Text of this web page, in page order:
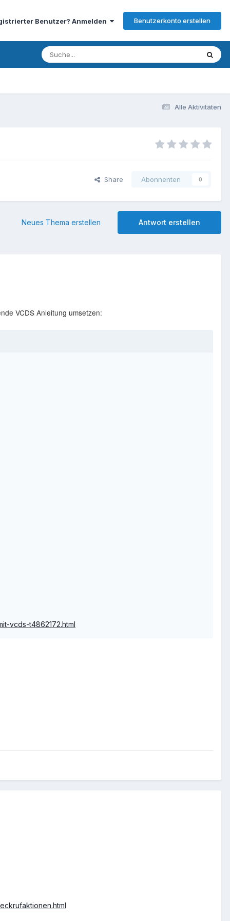
Benutzer? Anmelden Benutzerkonto erstellen
Alle Aktivitäten
Share Abonnenten 0
Antwort erstellen
Neues Thema erstellen
VCDS Anleitung umsetzen:
vcds-t4862172.html